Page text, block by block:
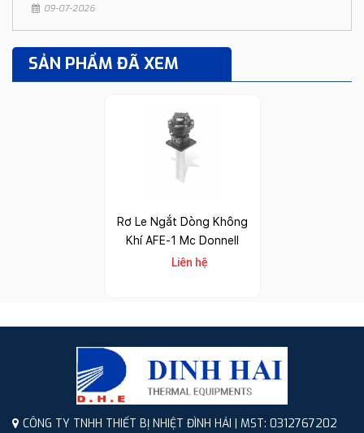
09-07-2026
SẢN PHẨM ĐÃ XEM
Rơ Le Ngắt Dòng Không
Khí AFE-1 Mc Donnell
Liên hệ
CÔNG TY TNHH THIẾT BỊ NHIỆT ĐÌNH HẢI | MST: 0312767202